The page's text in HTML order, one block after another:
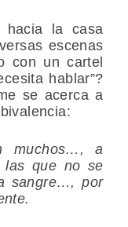
hacia la casa
escenas
con un cartel
hablar”?
se acerca a
muchos…, a
las que no se
sangre…, por